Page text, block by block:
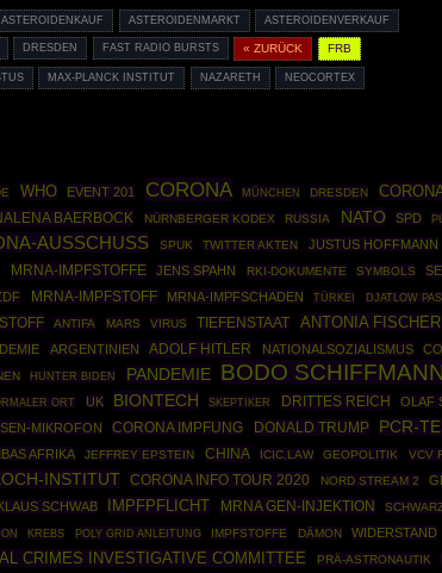
ASTEROIDENKAUF ASTEROIDENMARKT ASTEROIDENVERKAUF
DRESDEN FAST RADIO BURSTS « ZURÜCK FRB
MAX-PLANCK INSTITUT NAZARETH NEOCORTEX
WHO EVENT 201 CORONA MÜNCHEN DRESDEN
BAERBOCK NÜRNBERGER KODEX RUSSIA NATO SPD
AUSSCHUSS SPUK TWITTER AKTEN JUSTUS HOFFMANN
MRNA-IMPFSTOFFE JENS SPAHN RKI-DOKUMENTE SYMBOLS
MRNA-IMPFSTOFF MRNA-IMPFSCHADEN TÜRKEI DJATLOW
ANTIFA MARS VIRUS TIEFENSTAAT ANTONIA FISCHER
ARGENTINIEN ADOLF HITLER NATIONALSOZIALISMUS
HUNTER BIDEN PANDEMIE BODO SCHIFFMANN
ORT UK BIONTECH SKEPTIKER DRITTES REICH OLAF
MIKROFON CORONA IMPFUNG DONALD TRUMP PCR-
AFRIKA JEFFREY EPSTEIN CHINA ICIC.LAW GEOPOLITIK VCV
INSTITUT CORONA INFO TOUR 2020 NORD STREAM 2
SCHWAB IMPFPFLICHT MRNA GEN-INJEKTION
KREBS POLY GRID ANLEITUNG IMPFSTOFFE DÄMON WIDERSTAND
CRIMES INVESTIGATIVE COMMITTEE PRÄ-ASTRONAUTIK